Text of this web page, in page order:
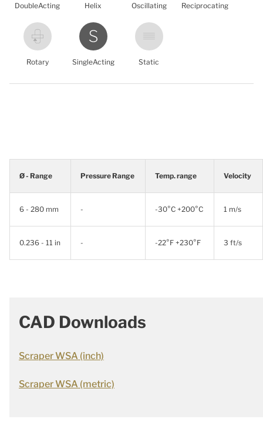
DoubleActing Helix Oscillating Reciprocating
Rotary SingleActing Static
Ø - Range Pressure Range Temp. range Velocity
6 - 280 mm - -30°C +200°C 1 m/s
0.236 - 11 in - -22°F +230°F 3 ft/s
CAD Downloads
Scraper WSA (inch)
Scraper WSA (metric)